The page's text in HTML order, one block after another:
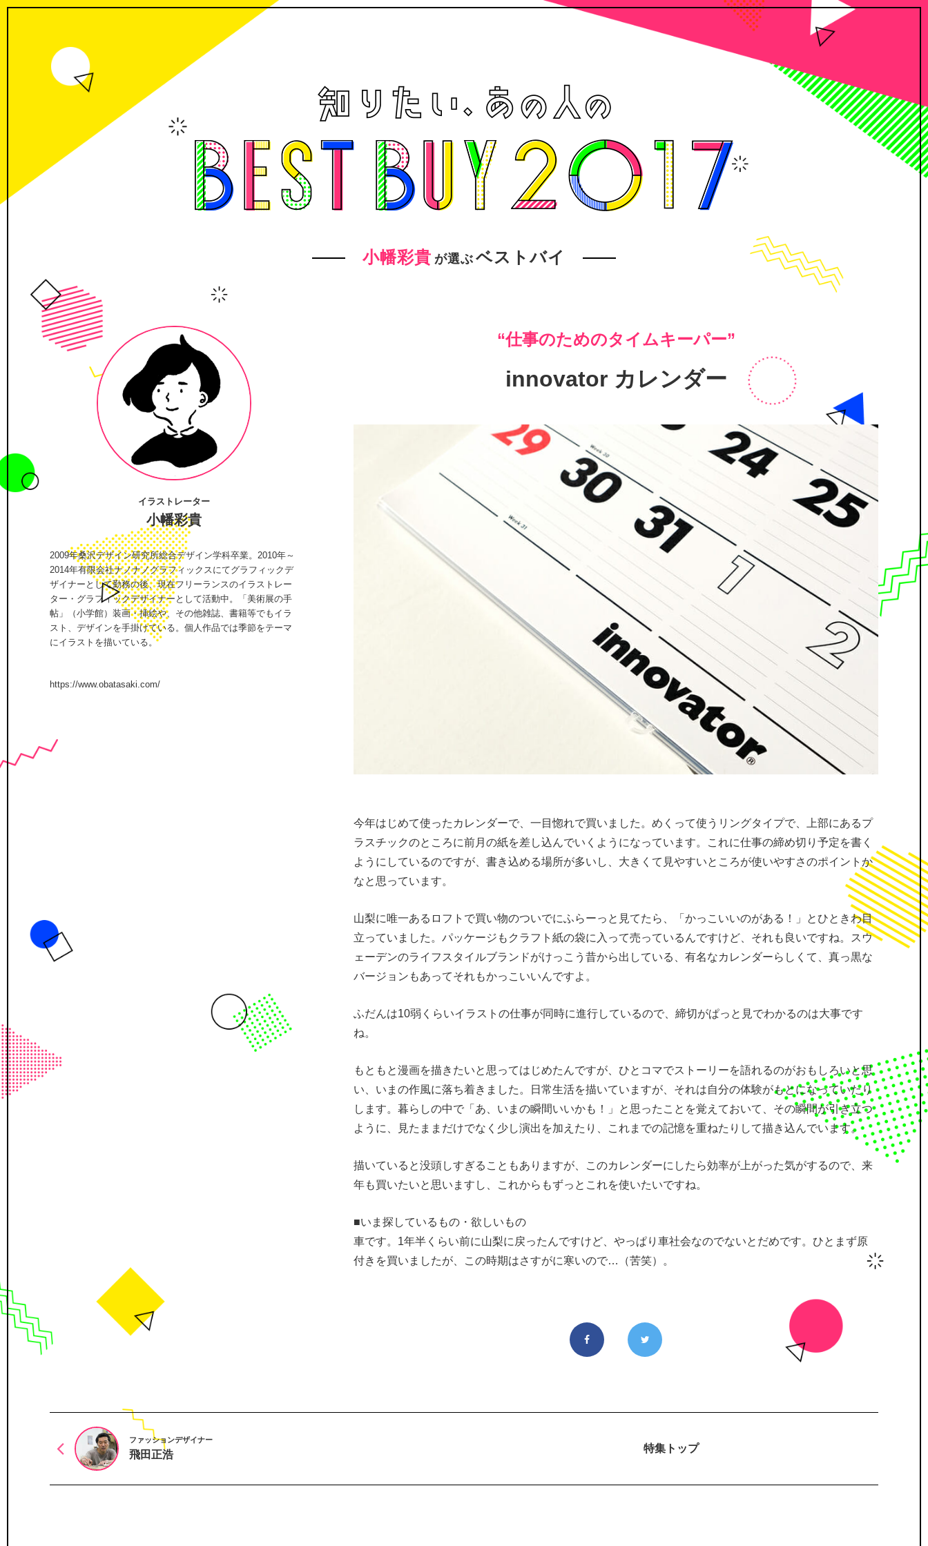
小幡彩貴 が選ぶ ベストバイ
“仕事のためのタイムキーパー”
innovator カレンダー
今年はじめて使ったカレンダーで、一目惚れで買いました。めくって使うリングタイプで、上部にあるプ
ラスチックのところに前月の紙を差し込んでいくようになっています。これに仕事の締め切り予定を書く
ようにしているのですが、書き込める場所が多いし、大きくて見やすいところが使いやすさのポイントか
なと思っています。
山梨に唯一あるロフトで買い物のついでにふらーっと見てたら、「かっこいいのがある！」とひときわ目
立っていました。パッケージもクラフト紙の袋に入って売っているんですけど、それも良いですね。スウ
ェーデンのライフスタイルブランドがけっこう昔から出している、有名なカレンダーらしくて、真っ黒な
バージョンもあってそれもかっこいいんですよ。
ふだんは10弱くらいイラストの仕事が同時に進行しているので、締切がぱっと見でわかるのは大事です
ね。
もともと漫画を描きたいと思ってはじめたんですが、ひとコマでストーリーを語れるのがおもしろいと思
い、いまの作風に落ち着きました。日常生活を描いていますが、それは自分の体験がもとになっていたり
します。暮らしの中で「あ、いまの瞬間いいかも！」と思ったことを覚えておいて、その瞬間が引き立つ
ように、見たままだけでなく少し演出を加えたり、これまでの記憶を重ねたりして描き込んでいます。
描いていると没頭しすぎることもありますが、このカレンダーにしたら効率が上がった気がするので、来
年も買いたいと思いますし、これからもずっとこれを使いたいですね。
■いま探しているもの・欲しいもの
車です。1年半くらい前に山梨に戻ったんですけど、やっぱり車社会なのでないとだめです。ひとまず原
付きを買いましたが、この時期はさすがに寒いので…（苦笑）。
イラストレーター
小幡彩貴
2009年桑沢デザイン研究所総合デザイン学科卒業。2010年～
2014年有限会社ナノナノグラフィックスにてグラフィックデ
ザイナーとして勤務の後、現在フリーランスのイラストレー
ター・グラフィックデザイナーとして活動中。「美術展の手
帖」（小学館）装画・挿絵や、その他雑誌、書籍等でもイラ
スト、デザインを手掛けている。個人作品では季節をテーマ
にイラストを描いている。
https://www.obatasaki.com/
ファッションデザイナー
飛田正浩
特集トップ